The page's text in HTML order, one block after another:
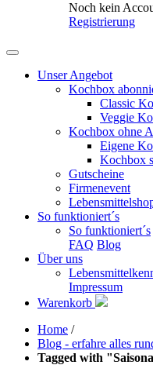
Noch kein
Registrierung
Unser Angebot
Kochbox
Classic
Veggie
Kochbox ohne
Eigene
Kochbox
Gutscheine
Firmenevent
So funktioniert´s
So funktioniert´s
FAQ Blog
Über uns
Impressum
Warenkorb
Home /
Blog - erfahre alles
Tagged with